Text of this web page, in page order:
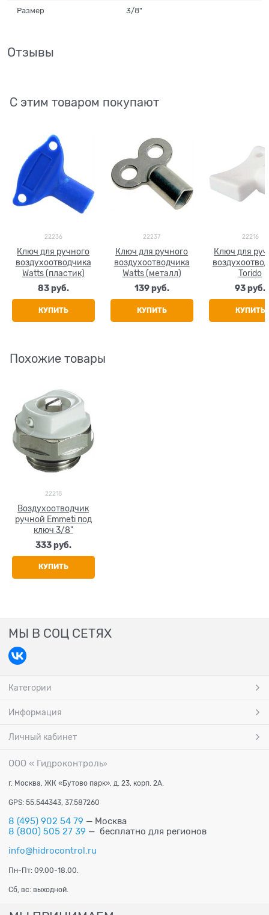
Размер 3/8"
Отзывы
С этим товаром покупают
22236
Ключ для ручного
воздухоотводчика
Watts (пластик)
83 руб.
КУПИТЬ
22237
Ключ для ручного
воздухоотводчика
Watts (металл)
139 руб.
КУПИТЬ
22216
Ключ для
Torido
93 руб.
КУПИТЬ
Похожие товары
22218
Воздухоотводчик
ручной Emmeti под
ключ 3/8"
333 руб.
КУПИТЬ
МЫ В СОЦ СЕТЯХ
Категории
Информация
Личный кабинет
ООО « Гидроконтроль»
г. Москва, ЖК «Бутово парк», д. 23, корп. 2А.
GPS: 55.544343, 37.587260
8 (495) 902 54 79 — Москва
8 (800) 505 27 39 — бесплатно для регионов
info@hidrocontrol.ru
Пн-Пт: 09.00-18.00.
Сб, вс: выходной.